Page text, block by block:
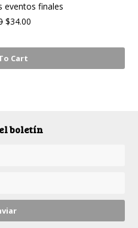
eventos finales
$34.00
Cart
boletín